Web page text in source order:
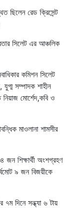
ছিলেন রেড ক্রিসেন্ট
সিলেট এর আঞ্চলিক
কমিশন সিলেট
সম্পাদক শাহীন
মোর্শেদ,কবি ও
মাওলানা শামসীর
জন শিক্ষার্থী অংশগ্রহণ
৯ জন বিজয়ীকে
৭ম দিনে সন্ধ্যা ৬ টায়